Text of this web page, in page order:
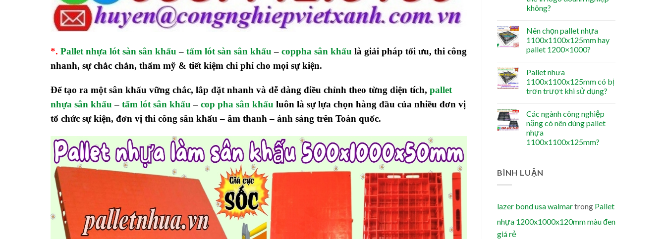
*. Pallet nhựa lót sàn sân khấu – tấm lót sàn sân khấu – coppha sân khấu là giải pháp tối ưu, thi công
nhanh, sự chắc chắn, thẩm mỹ & tiết kiệm chi phí cho mọi sự kiện.
Để tạo ra một sân khấu vững chắc, lắp đặt nhanh và dễ dàng điều chỉnh theo từng diện tích, pallet
nhựa sân khấu – tấm lót sân khấu – cop pha sân khấu luôn là sự lựa chọn hàng đầu của nhiều đơn vị
tổ chức sự kiện, đơn vị thi công sân khấu – âm thanh – ánh sáng trên Toàn quốc.
không?
Nên chọn pallet nhựa
1100x1100x125mm hay
pallet 1200×1000?
Pallet nhựa
1100x1100x125mm có bị
trơn trượt khi sử dụng?
Các ngành công nghiệp
nặng có nên dùng pallet
nhựa
1100x1100x125mm?
BÌNH LUẬN
lazer bond usa walmartrong Pallet
nhựa 1200x1000x120mm màu đen
giá rẻ